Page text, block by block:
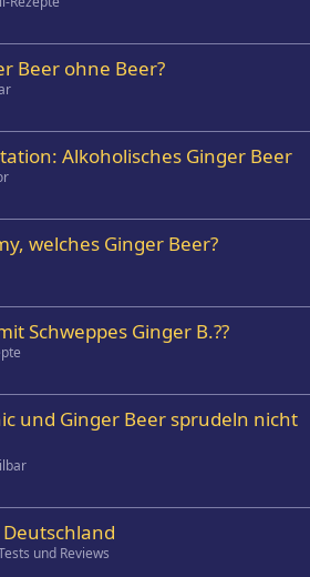
Beer ohne Beer?
Alkoholisches Ginger Beer
welches Ginger Beer?
Schweppes Ginger B.??
und Ginger Beer sprudeln nicht
und Reviews